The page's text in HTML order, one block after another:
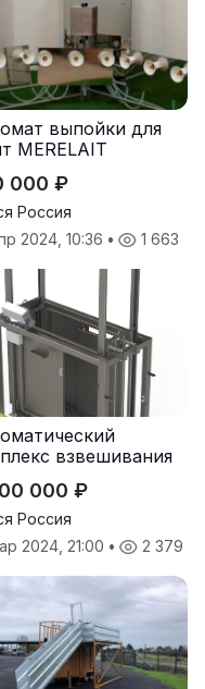
выпойки для
MERELAIT
000 ₽
Россия
2024, 10:36 • 1 663
взвешивания
000 ₽
Россия
2024, 21:00 • 2 379